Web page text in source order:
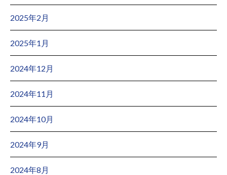
2025年2月
2025年1月
2024年12月
2024年11月
2024年10月
2024年9月
2024年8月